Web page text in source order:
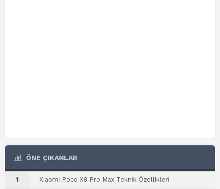
ÖNE ÇIKANLAR
1 Xiaomi Poco X8 Pro Max Teknik Özellikleri